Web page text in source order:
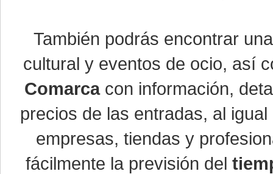
También podrás encontrar
cultural y eventos de ocio, así
Comarcacon información,
precios de las entradas, al
empresas, tiendas y
fácilmente la previsión del